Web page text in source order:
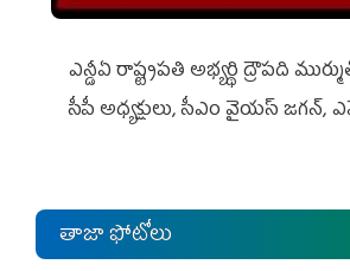
ఎన్డీఏ రాష్ట్ర‌ప‌తి అభ్య‌ర్థి ద్రౌప‌ది
సీపీ అధ్య‌క్షులు, సీఎం వైయ‌స్ జ‌గ‌న్,
తాజా ఫోటోలు